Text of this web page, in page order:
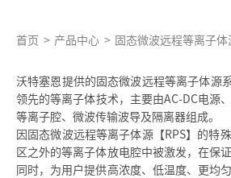
首页 > 产品中心 > 固态微波远程等离子体
沃特塞恩提供的固态微波远程等离子体源
领先的等离子体技术，主要由AC-DC电源
等离子腔、微波传输波导及隔离器组成。
因固态微波远程等离子体源【RPS】的特
区之外的等离子体放电腔中被激发，在保
同时，为用户提供高浓度、低温度、更均